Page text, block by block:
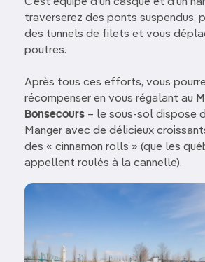
traverserez des ponts suspendus,
des tunnels de filets et vous
poutres.
Après tous ces efforts, vous
récompenser en vous régalant au
Bonsecours – le sous-sol dispose
Manger avec de délicieux
des « cinnamon rolls » (que les
appellent roulés à la cannelle).
Image